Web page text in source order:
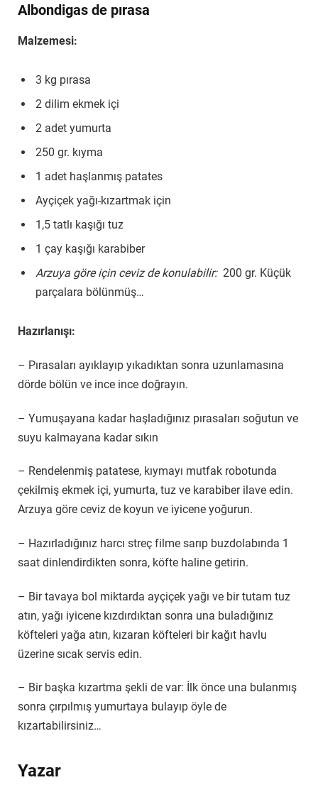
Albondigas de pırasa
Malzemesi:
3 kg pırasa
2 dilim ekmek içi
2 adet yumurta
250 gr. kıyma
1 adet haşlanmış patates
Ayçiçek yağı-kızartmak için
1,5 tatlı kaşığı tuz
1 çay kaşığı karabiber
Arzuya göre için ceviz de konulabilir: 200 gr. Küçük
parçalara bölünmüş…
Hazırlanışı:
– Pırasaları ayıklayıp yıkadıktan sonra uzunlamasına
dörde bölün ve ince ince doğrayın.
– Yumuşayana kadar haşladığınız pırasaları soğutun ve
suyu kalmayana kadar sıkın
– Rendelenmiş patatese, kıymayı mutfak robotunda
çekilmiş ekmek içi, yumurta, tuz ve karabiber ilave edin.
Arzuya göre ceviz de koyun ve iyicene yoğurun.
– Hazırladığınız harcı streç filme sarıp buzdolabında 1
saat dinlendirdikten sonra, köfte haline getirin.
– Bir tavaya bol miktarda ayçiçek yağı ve bir tutam tuz
atın, yağı iyicene kızdırdıktan sonra una buladığınız
köfteleri yağa atın, kızaran köfteleri bir kağıt havlu
üzerine sıcak servis edin.
– Bir başka kızartma şekli de var: İlk önce una bulanmış
sonra çırpılmış yumurtaya bulayıp öyle de
kızartabilirsiniz…
Yazar